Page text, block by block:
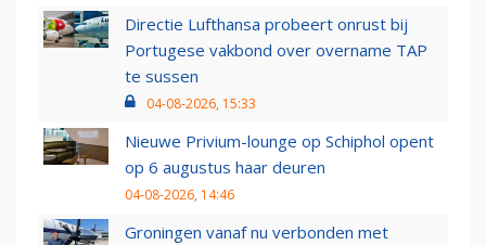
Directie Lufthansa probeert onrust bij
Portugese vakbond over overname TAP
te sussen
04-08-2026, 15:33
Nieuwe Privium-lounge op Schiphol opent
op 6 augustus haar deuren
04-08-2026, 14:46
Groningen vanaf nu verbonden met